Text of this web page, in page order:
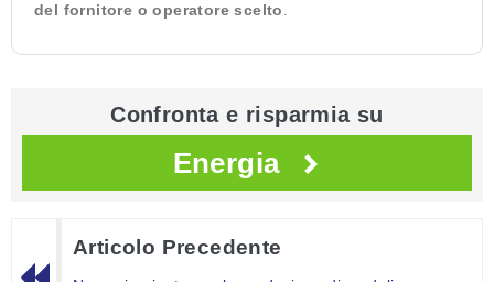
del fornitore o operatore scelto
Confronta e risparmia su
Energia
Articolo Precedente